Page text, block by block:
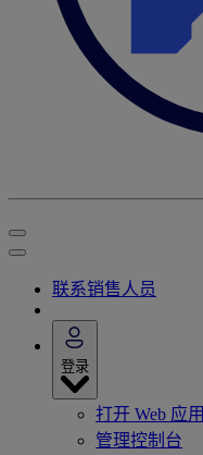
联系销售人员
登录
打开 Web 应用
管理控制台